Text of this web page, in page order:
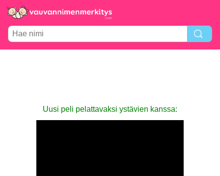
Uusi peli pelattavaksi ystävien kanssa: